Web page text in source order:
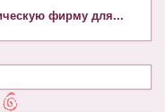
фирму для...